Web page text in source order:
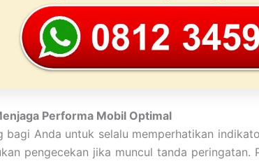
Performa Mobil Optimal
bagi Anda untuk selalu memperhatikan
pengecekan jika muncul tanda peringatan.